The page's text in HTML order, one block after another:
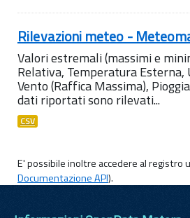
Rilevazioni meteo -
Valori estremali (massimi e
Relativa, Temperatura Esterna,
Vento (Raffica Massima),
dati riportati sono rilevati...
CSV
E' possibile inoltre accedere al registro
Documentazione API).